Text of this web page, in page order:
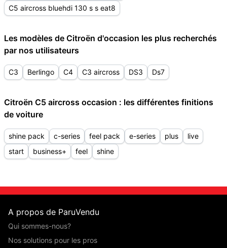
C5 aircross bluehdi 130 s s eat8
Les modèles de Citroën d'occasion les plus recherchés
par nos utilisateurs
C3 Berlingo C4 C3 aircross DS3 Ds7
Citroën C5 aircross occasion : les différentes finitions
de voiture
shine pack c-series feel pack e-series plus
live
start
business+ feel shine
A propos de ParuVendu
Qui sommes-nous?
Nos solutions pour les pros